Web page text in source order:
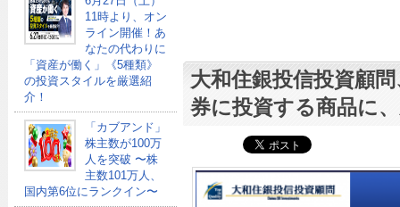
11時より、オン
ライン開催！あ
なたの代わりに
「資産が働く」《5種類》
の投資スタイルを厳選紹
介！
「カブアンド」
株主数が100万
人を突破 〜株
主数101万人、
国内第6位にランクイン〜
大和住銀投信投資顧
券に投資する商品に